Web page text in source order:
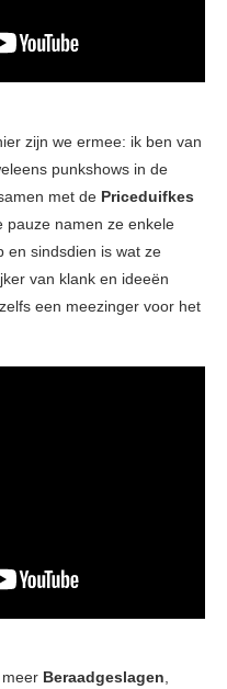
zijn we ermee: ik ben van
punkshows in de
met de Priceduifkes
pauze namen ze enkele
en sindsdien is wat ze
van klank en ideeën
een meezinger voor het
Beraadgeslagen,